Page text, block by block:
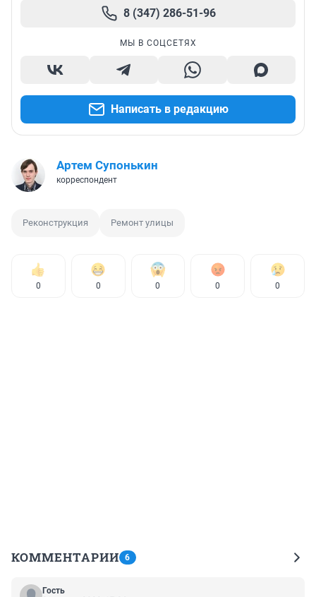
8 (347) 286-51-96
МЫ В СОЦСЕТЯХ
Написать в редакцию
Артем Супонькин
корреспондент
Реконструкция Ремонт улицы
0 0 0 0 0
КОММЕНТАРИИ 6
Гость